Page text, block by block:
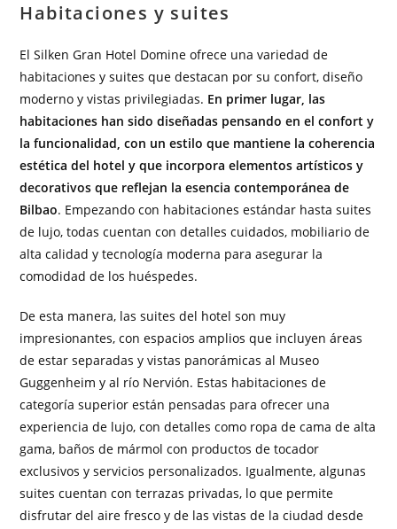
Habitaciones y suites
El Silken Gran Hotel Domine ofrece una variedad de
habitaciones y suites que destacan por su confort, diseño
moderno y vistas privilegiadas. En primer lugar, las
habitaciones han sido diseñadas pensando en el confort y
la funcionalidad, con un estilo que mantiene la coherencia
estética del hotel y que incorpora elementos artísticos y
decorativos que reflejan la esencia contemporánea de
Bilbao. Empezando con habitaciones estándar hasta suites
de lujo, todas cuentan con detalles cuidados, mobiliario de
alta calidad y tecnología moderna para asegurar la
comodidad de los huéspedes.
De esta manera, las suites del hotel son muy
impresionantes, con espacios amplios que incluyen áreas
de estar separadas y vistas panorámicas al Museo
Guggenheim y al río Nervión. Estas habitaciones de
categoría superior están pensadas para ofrecer una
experiencia de lujo, con detalles como ropa de cama de alta
gama, baños de mármol con productos de tocador
exclusivos y servicios personalizados. Igualmente, algunas
suites cuentan con terrazas privadas, lo que permite
disfrutar del aire fresco y de las vistas de la ciudad desde